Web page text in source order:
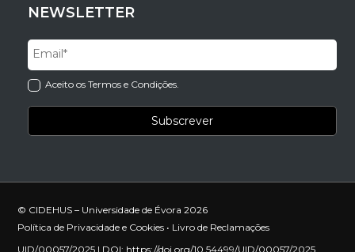
NEWSLETTER
Aceito os Termos e Condições.
© CIDEHUS – Universidade de Évora 2026
Política de Privacidade e Cookies • Livro de Reclamações
UID/00057/2025 | DOI: https://doi.org/10.54499/UID/00057/2025